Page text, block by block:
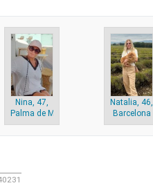
Nina, 47,
Palma de Mallorca
Natalia, 46,
Barcelona